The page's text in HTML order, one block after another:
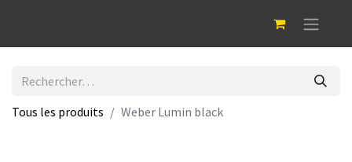
Tous les produits Weber Lumin black